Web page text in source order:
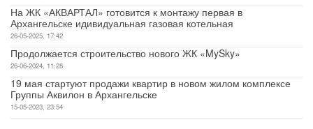
На ЖК «АКВАРТАЛ» готовится к монтажу первая в
Архангельске идивидуальная газовая котельная
26-05-2025, 17:42
Продолжается строительство нового ЖК «MySky»
26-06-2024, 11:28
19 мая стартуют продажи квартир в новом жилом комплексе
Группы Аквилон в Архангельске
15-05-2023, 23:54